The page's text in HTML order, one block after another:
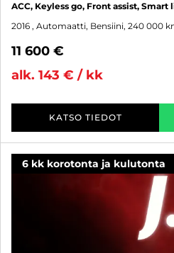
ACC, Keyless go, Front assist,
2016 , Automaatti, Bensiini, 240 000
11 600 €
alk. 143 € / kk
KATSO TIEDOT
6 kk korotonta ja kulutonta